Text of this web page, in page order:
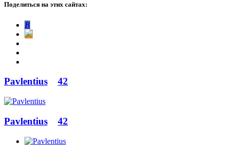
Поделиться на этих сайтах:
В
Pavlentius 42
Pavlentius 42